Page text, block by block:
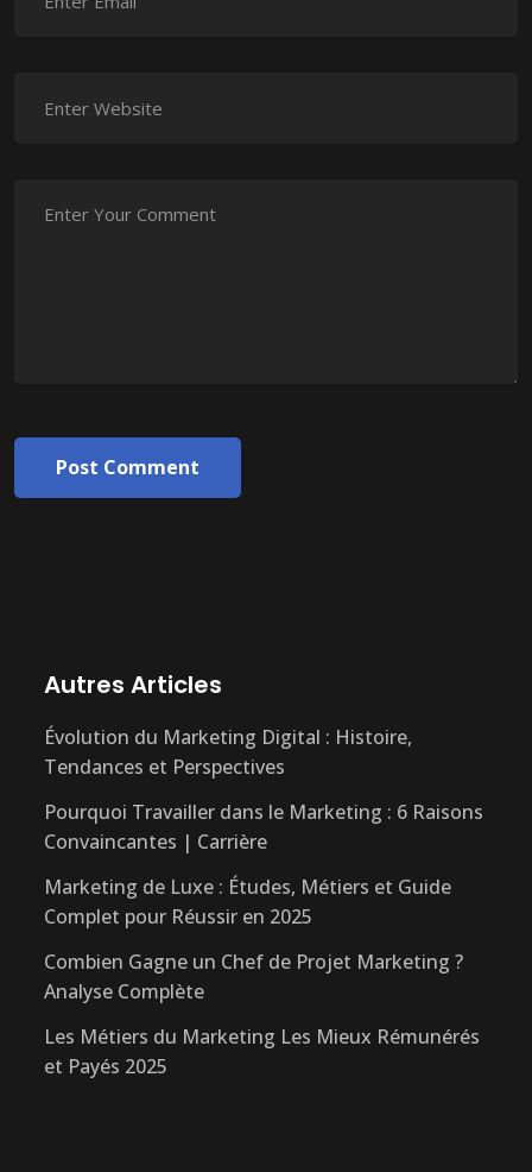
Post Comment
Autres Articles
Évolution du Marketing Digital : Histoire,
Tendances et Perspectives
Pourquoi Travailler dans le Marketing : 6 Raisons
Convaincantes | Carrière
Marketing de Luxe : Études, Métiers et Guide
Complet pour Réussir en 2025
Combien Gagne un Chef de Projet Marketing ?
Analyse Complète
Les Métiers du Marketing Les Mieux Rémunérés
et Payés 2025